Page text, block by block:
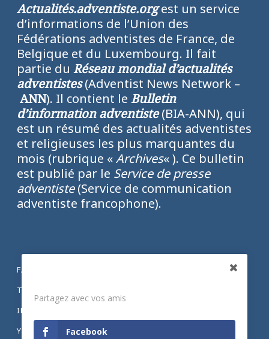
Actualités.adventiste.orgest un service
d’informations de l’Union des
Fédérations adventistes de France, de
Belgique et du Luxembourg. Il fait
partie du Réseau mondial d’actualités
adventistes(Adventist News Network –
ANN). Il contient le Bulletin
d’information adventiste(BIA-ANN), qui
est un résumé des actualités adventistes
et religieuses les plus marquantes du
mois (rubrique «Archives« ). Ce bulletin
est publié par le Service de presse
adventiste(Service de communication
adventiste francophone).
FACEBOOK
TWITTER
INSTAGRAM
YOUTUBE
Partagez avec vos amis
Facebook